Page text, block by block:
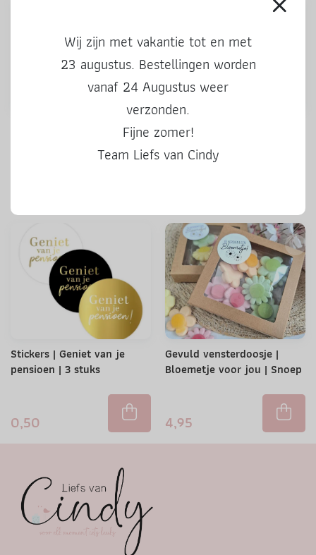
Stickers | Kado voor jou |
Stickers | 50 Hoera | 3 stuks
Stickers | Geniet van je
pensioen | 3 stuks
0,50
Gevuld vensterdoosje |
Bloemetje voor jou | Snoep
4,95
Wij zijn met vakantie tot en met
23 augustus. Bestellingen worden
vanaf 24 Augustus weer
verzonden.
Fijne zomer!
Team Liefs van Cindy